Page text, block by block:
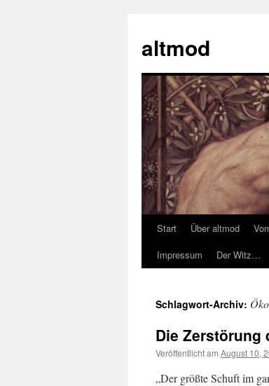
springen
altmod
Start Über altmod
Impressum
Der Witz…
Schlagwort-Archiv:
Die Zerstörung
Veröffentlicht am August 10,
„Der größte Schuft im